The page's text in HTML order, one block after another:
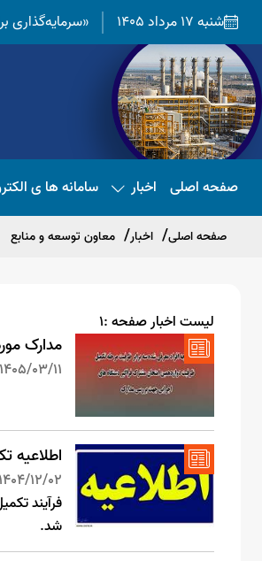
شنبه 17 مرداد 1405 «سرمایه‌گذاری
صفحه اصلی اخبار سامانه ها ی
صفحه اصلی اخبار معاون توسعه و منابع
لیست اخبار صفحه :1
مدارک
1405/03/11 - 12:26
اطلاعیه
1404/12/02 - 15:12
فرآیند
شد.